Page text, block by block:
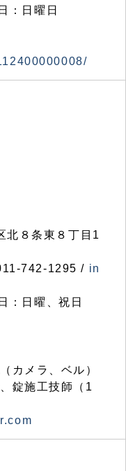
：日曜日
８条東８丁目1
742-1295 / in
：日曜、祝日
カメラ、ベル）
錠施工技師（1